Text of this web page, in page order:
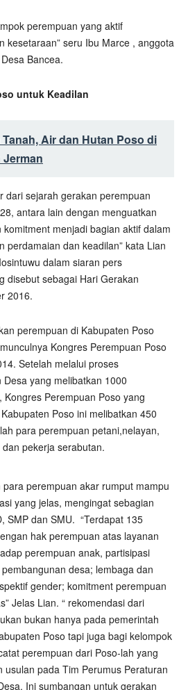
perempuan yang aktif
kesetaraan” seru Ibu Marce , anggota
Bancea.
untuk Keadilan
Air dan Hutan Poso di
dari sejarah gerakan perempuan
antara lain dengan menguatkan
menjadi bagian aktif dalam
perdamaian dan keadilan” kata Lian
dalam siaran pers
disebut sebagai Hari Gerakan
2016.
perempuan di Kabupaten Poso
Kongres Perempuan Poso
Setelah melalui proses
yang melibatkan 1000
Perempuan Poso yang
Poso ini melibatkan 450
para perempuan petani,nelayan,
pekerja serabutan.
perempuan akar rumput mampu
yang jelas, mengingat sebagian
SMP dan SMU. “Terdapat 135
hak perempuan atas layanan
perempuan anak, partisipasi
desa; lembaga dan
gender; komitment perempuan
Jelas Lian. “ rekomendasi dari
bukan hanya pada pemerintah
Poso tapi juga bagi kelompok
perempuan dari Poso-lah yang
usulan pada Tim Perumus Peraturan
Ini sumbangan untuk gerakan